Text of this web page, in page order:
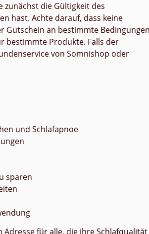
die Gültigkeit des
hast. Achte darauf, dass keine
Gutschein an bestimmte
bestimmte Produkte. Falls der
von Somnishop oder
und Schlafapnoe
sparen
für alle, die ihre Schlafqualität